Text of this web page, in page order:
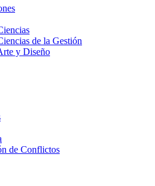
de la Gestión
y Diseño
de Conflictos